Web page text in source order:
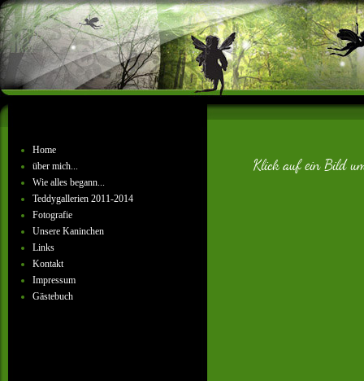
Home
über mich...
Wie alles begann...
Teddygallerien 2011-2014
Fotografie
Unsere Kaninchen
Links
Kontakt
Impressum
Gästebuch
Klick auf ein Bild